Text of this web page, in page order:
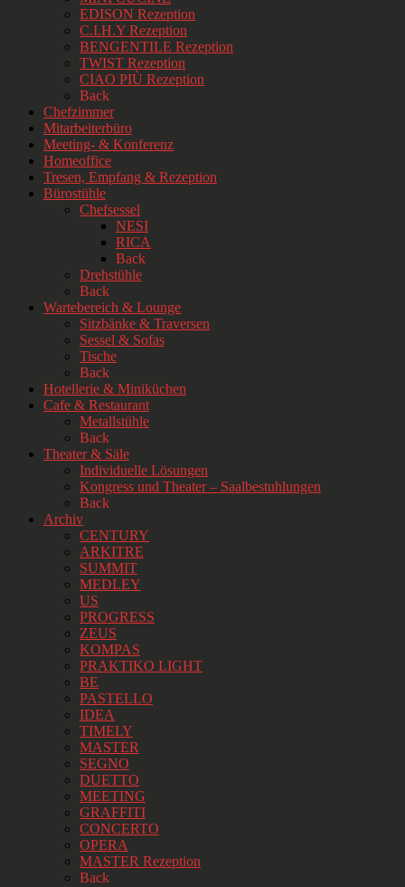
EDISON Rezeption
C.I.H.Y Rezeption
BENGENTILE Rezeption
TWIST Rezeption
CIAO PIÙ Rezeption
Back
Chefzimmer
Mitarbeiterbüro
Meeting- & Konferenz
Homeoffice
Tresen, Empfang & Rezeption
Bürostühle
Chefsessel
NESI
RICA
Back
Drehstühle
Back
Wartebereich & Lounge
Sitzbänke & Traversen
Sessel & Sofas
Tische
Back
Hotellerie & Miniküchen
Cafe & Restaurant
Metallstühle
Back
Theater & Säle
Individuelle Lösungen
Kongress und Theater – Saalbestuhlungen
Back
Archiv
CENTURY
ARKITRE
SUMMIT
MEDLEY
US
PROGRESS
ZEUS
KOMPAS
PRAKTIKO LIGHT
BE
PASTELLO
IDEA
TIMELY
MASTER
SEGNO
DUETTO
MEETING
GRAFFITI
CONCERTO
OPERA
MASTER Rezeption
Back